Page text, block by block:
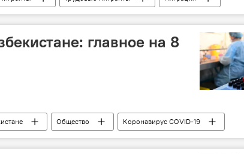
РФ
главное на 8
Общество
Коронавирус COVID-19